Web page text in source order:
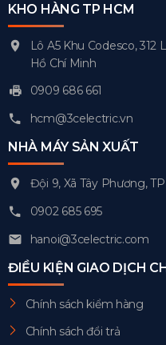
KHO HÀNG TP HCM
Lô A5 Khu Codesco, 312
Hồ Chí Minh
0909 686 661
hcm@3celectric.vn
NHÀ MÁY SẢN XUẤT
Đội 9, Xã Tây Phương,
0902 685 695
hanoi@3celectric.com
ĐIỀU KIỆN GIAO DỊCH
Chính sách kiểm hàng
Chính sách đổi trả